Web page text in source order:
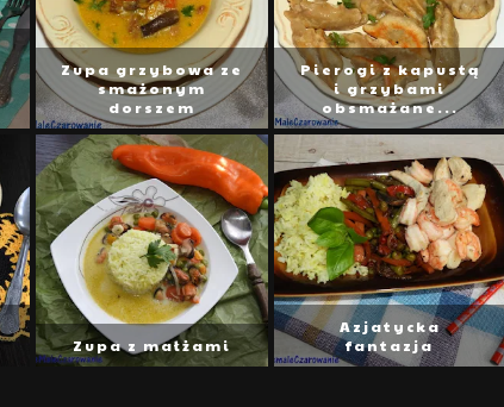
Zupa grzybowa ze
smażonym
dorszem
Pierogi z kapustą
i grzybami
obsmażane...
Zupa z małżami
Azjatycka
fantazja